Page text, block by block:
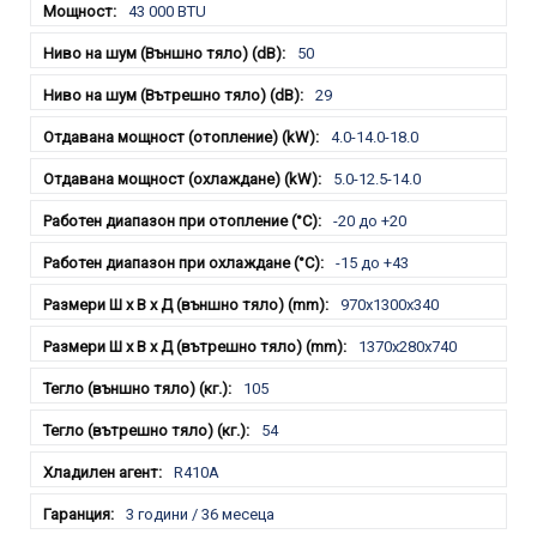
43 000 BTU
50
29
4.0-14.0-18.0
5.0-12.5-14.0
-20 до +20
-15 до +43
970x1300x340
1370x280x740
105
54
R410A
3 години / 36 месеца